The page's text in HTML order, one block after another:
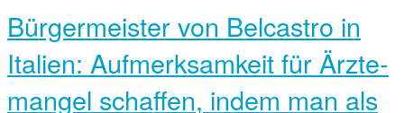
Bürger­meister von Belcastro in
Italien: Aufmerksam­keit für Ärzte­
mangel schaffen, indem man als